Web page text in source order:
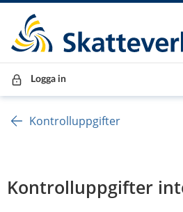
Till innehåll
Till navigationen
Till chattrobot
Logga in
Kontrolluppgifter
Kontrolluppgifter